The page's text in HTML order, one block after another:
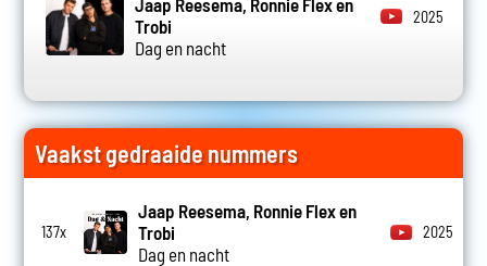
Trobi
Dag en nacht
2025
Vaakst gedraaide nummers
137x
Jaap Reesema, Ronnie Flex en
Trobi
Dag en nacht
2025